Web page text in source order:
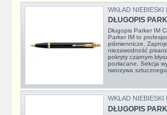
WKŁAD NIEBIESKI
DŁUGOPIS
Długopis Parker IM
Parker IM to
piśmiennicze.
niezawodność
pokryty czarnym
pozłacane. Sekcja
tworzywa
WKŁAD NIEBIESKI
DŁUGOPIS